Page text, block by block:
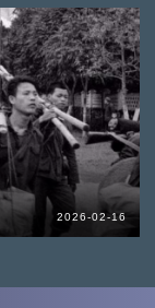
2026-02-16